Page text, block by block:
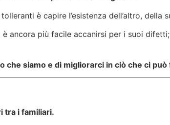
tolleranti è capire l’esistenza dell’altro,
ancora più facile accanirsi per i suoi
che siamo e di migliorarci in ciò che ci
tra i familiari.